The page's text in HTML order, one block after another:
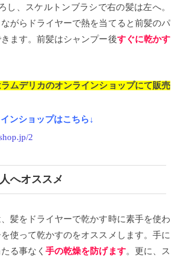
し、スケルトンブラシで右の髪は左へ。
がらドライヤーで熱を当てると前髪のパ
ます。前髪はシャンプー後すぐに乾かす
ムデリカのオンラインショップにて販売
ンショップはこちら↓
2
へオススメ
髪をドライヤーで乾かす時に素手を使わ
使って乾かすのをオススメします。手に
る事なく手の乾燥を防げます。更に、ス